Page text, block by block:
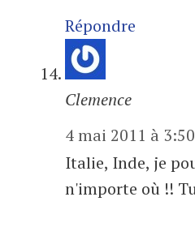
Répondre
Clemence
4 mai 2011 à
Italie, Inde, je
n'importe où !!